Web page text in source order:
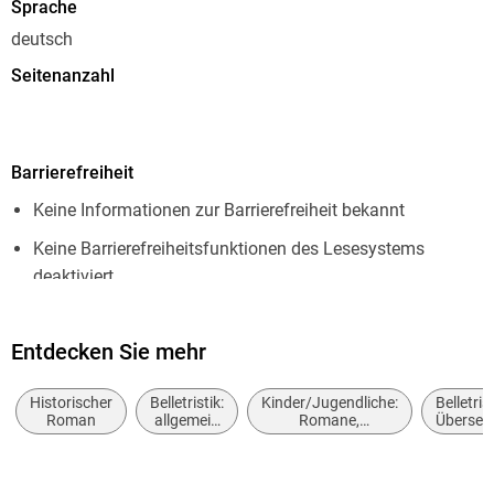
Sprache
deutsch
Seitenanzahl
2,03 MB
Altersempfehlung
von 14 bis 99 Jahren
Reihe
Autor/Autorin
Übersetzung
Barrierefreiheit
Keine Informationen zur Barrierefreiheit bekannt
Keine Barrierefreiheitsfunktionen des Lesesystems
deaktiviert
https://www.penguin.de/barrierefreiheit,
Entdecken Sie mehr
Historischer
Roman
Belletristik:
allgemein
und
Kinder/Jugendliche:
Romane,
Erzählungen,